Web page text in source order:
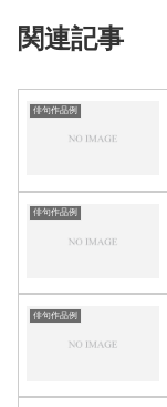
関連記事
俳句作品例
俳句作品例
俳句作品例